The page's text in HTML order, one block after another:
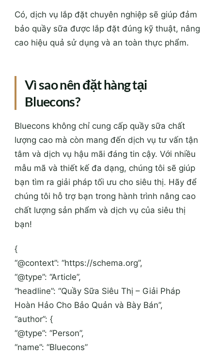
Có, dịch vụ lắp đặt chuyên nghiệp sẽ giúp đảm
bảo quầy sữa được lắp đặt đúng kỹ thuật, nâng
cao hiệu quả sử dụng và an toàn thực phẩm.
Vì sao nên đặt hàng tại
Bluecons?
Bluecons không chỉ cung cấp quầy sữa chất
lượng cao mà còn mang đến dịch vụ tư vấn tận
tâm và dịch vụ hậu mãi đáng tin cậy. Với nhiều
mẫu mã và thiết kế đa dạng, chúng tôi sẽ giúp
bạn tìm ra giải pháp tối ưu cho siêu thị. Hãy để
chúng tôi hỗ trợ bạn trong hành trình nâng cao
chất lượng sản phẩm và dịch vụ của siêu thị
bạn!
{
“@context”: “https://schema.org”,
“@type”: “Article”,
“headline”: “Quầy Sữa Siêu Thị – Giải Pháp
Hoàn Hảo Cho Bảo Quản và Bày Bán”,
“author”: {
“@type”: “Person”,
“name”: “Bluecons”